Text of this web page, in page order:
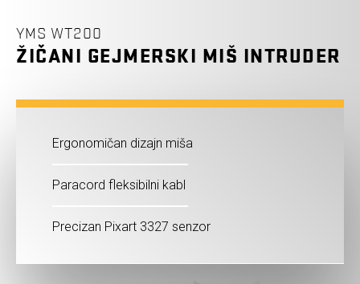
YMS WT200
ŽIČANI GEJMERSKI MIŠ INTRUDER
Ergonomičan dizajn miša
Paracord fleksibilni kabl
Precizan Pixart 3327 senzor